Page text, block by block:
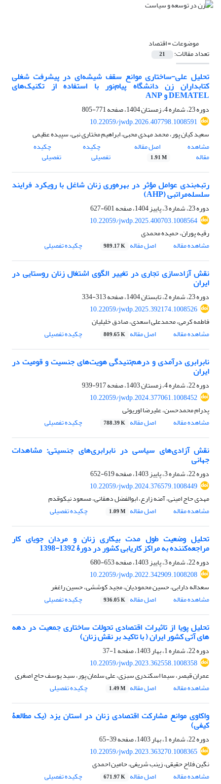
موضوعات =اقتصاد
تعداد مقالات: 21
تحلیل علی-ساختاری موانع سقف شیشه‌ای در پیشرفت شغلی
کتابداران زن دانشگاه پیام‌نور با استفاده از تکنیک‌های
DEMATEL و ANP
دوره 23، شماره 4، زمستان 1404، صفحه
771-805
10.22059/jwdp.2026.407798.1008591
سعید کیان پور، محمد مهدی محبی، ابراهیم مختاری نبی، سپیده عظیمی
مشاهده
مقاله
اصل مقاله
1.91 M
چکیده
تفصیلی
چکیده
تفصیلی
رتبه‌بندی عوامل مؤثر در بهره‌وری زنان شاغل با رویکرد فرایند
سلسله‌مراتبی (AHP)
دوره 23، شماره 3، پاییز 1404، صفحه
601-627
10.22059/jwdp.2025.400703.1008564
رقیه پوران، حمیده محمدی
مشاهده مقاله
اصل مقاله 989.17 K چکیده تفصیلی
نقش آزادسازی تجاری در تغییر الگوی اشتغال زنان روستایی در
ایران
دوره 23، شماره 2، تابستان 1404، صفحه
313-334
10.22059/jwdp.2025.392174.1008526
فاطمه کرمی، محمدعلی اسعدی، صادق خلیلیان
مشاهده مقاله
اصل مقاله 809.65 K چکیده تفصیلی
نابرابری درآمدی و درهم‌تنیدگی هویت‌های جنسیت و قومیت در
ایران
دوره 22، شماره 4، زمستان 1403، صفحه
917-939
10.22059/jwdp.2024.377061.1008452
پدرام محمدحسن، علیرضا اوریوئی
مشاهده مقاله
اصل مقاله 788.39 K چکیده تفصیلی
نقش آزادی‌های سیاسی در نابرابری‌های جنسیتی: مشاهدات
جهانی
دوره 22، شماره 3، پاییز 1403، صفحه
619-652
10.22059/jwdp.2024.376579.1008449
مهدی حاج امینی، آمنه زارع، ابوالفضل دهقانی، مسعود نیکوقدم
مشاهده مقاله
اصل مقاله 1.09 M چکیده تفصیلی
تحلیل وضعیت طول مدت بیکاری زنان و مردان جویای کار
مراجعه‌کننده به مراکز کاریابی کشور در دورۀ 1392-1398
دوره 22، شماره 3، پاییز 1403، صفحه
653-680
10.22059/jwdp.2022.342909.1008208
سعداله دارابی، حسین محمودیان، مجید کوششی، حسین راغفر
مشاهده مقاله
اصل مقاله 936.05 K چکیده تفصیلی
تحلیل پویا از تاثیرات اقتصادی تحولات ساختاری جمعیت در دهه
های آتی کشور ایران ( با تاکید بر نقش زنان)
دوره 22، شماره 1، بهار 1403، صفحه
1-37
10.22059/jwdp.2023.362558.1008358
عمران قیصر، سیما اسکندری سبزی، علی سلمان پور، سید یوسف حاج اصغری
مشاهده مقاله
اصل مقاله 1.49 M چکیده تفصیلی
واکاوی موانع مشارکت اقتصادی زنان در استان یزد (یک مطالعۀ
کیفی)
دوره 22، شماره 1، بهار 1403، صفحه
39-65
10.22059/jwdp.2023.363270.1008365
نگین فلاح حقیقی، زینب شریفی، حامین احمدی
مشاهده مقاله
اصل مقاله 671.97 K چکیده تفصیلی